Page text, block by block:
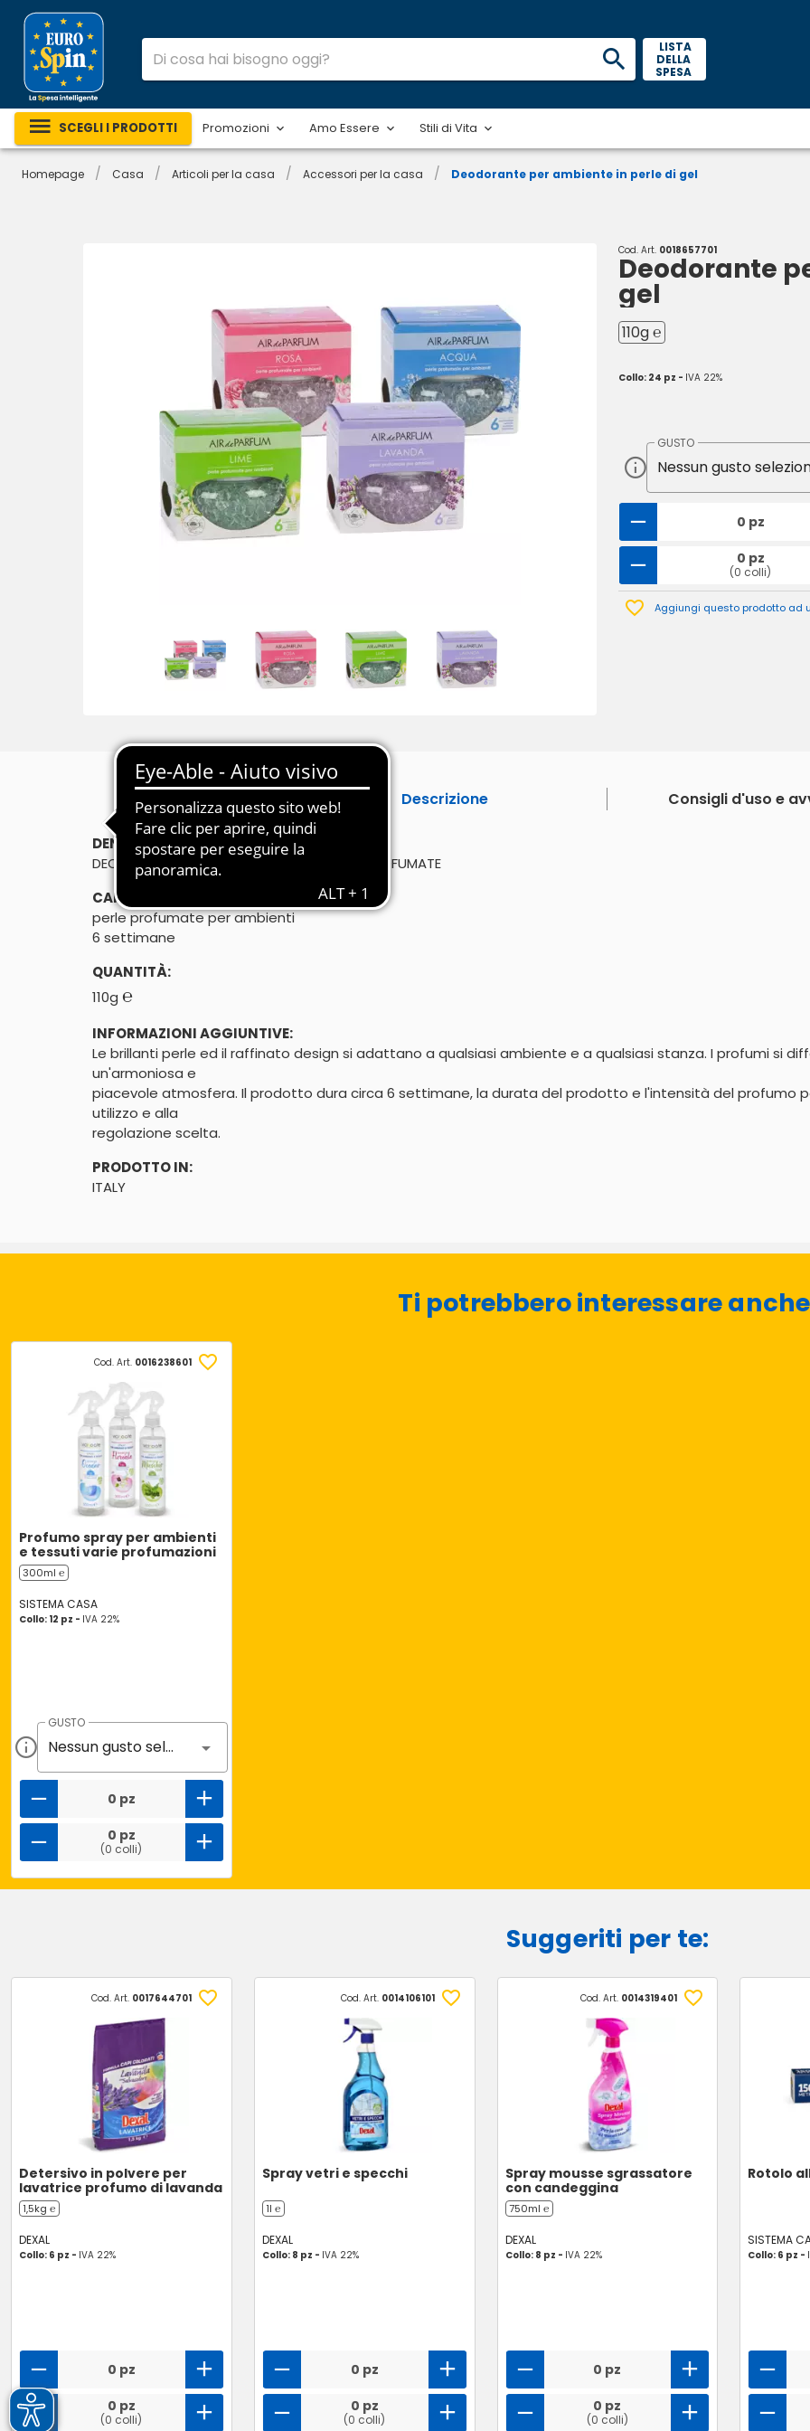
LISTA
DELLA
SPESA
SCEGLI I PRODOTTI Promozioni Amo Essere Stili di Vita
Homepage / Casa / Articoli per la casa / Accessori per la casa / Deodorante per ambiente in perle di gel
Cod. Art. 0018657701
Deodorante
gel
110g ℮
Collo: 24 pz - IVA 22%
GUSTO
0 pz
0 pz
(0 colli)
Aggiungi questo prodotto ad
Descrizione Consigli d'uso e
DENOMINAZIONE DI VENDITA:
DEODORANTE PER AMBIENTI IN PERLE DI GEL PROFUMATE
CARATTERISTICHE:
perle profumate per ambienti
6 settimane
QUANTITÀ:
110g ℮
INFORMAZIONI AGGIUNTIVE:
Le brillanti perle ed il raffinato design si adattano a qualsiasi ambiente e a qualsiasi stanza. I profumi si
un'armoniosa e
piacevole atmosfera. Il prodotto dura circa 6 settimane, la durata del prodotto e l'intensità del profumo
utilizzo e alla
regolazione scelta.
PRODOTTO IN:
ITALY
Ti potrebbero interessare
Cod. Art. 0016238601
Profumo spray per ambienti
e tessuti varie profumazioni
300ml ℮
SISTEMA CASA
Collo: 12 pz - IVA 22%
GUSTO
Nessun gusto selezionato
0 pz
0 pz
(0 colli)
Suggeriti per te:
Cod. Art. 0017644701
Detersivo in polvere per
lavatrice profumo di lavanda
1,5kg ℮
DEXAL
Collo: 6 pz - IVA 22%
0 pz
0 pz
(0 colli)
Cod. Art. 0014106101
Spray vetri e specchi
1l ℮
DEXAL
Collo: 8 pz - IVA 22%
0 pz
0 pz
(0 colli)
Cod. Art. 0014319401
Spray mousse sgrassatore
con candeggina
750ml ℮
DEXAL
Collo: 8 pz - IVA 22%
0 pz
0 pz
(0 colli)
Rotolo
SISTEMA
Collo: 6 pz -